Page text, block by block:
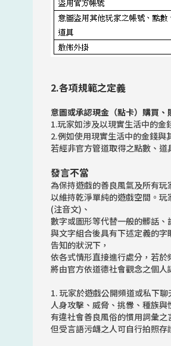
2.各項規範之定義
意圖或承認現金（點卡）購買
1.玩家如涉及以現實生活中的
2.例如使用現實生活中的金錢
若經非官方管道取得之點數、
發言不當
為保持遊戲的善良風氣及所有
以維持乾淨單純的遊戲空間。
(注音文)、
數字或圖形等代替一般的髒話
與文字組合後具有下述定義的
告知的狀況下，
依各式情形直接進行處分，若
將由官方依道德社會觀念之個人
1. 玩家於遊戲公開頻道或私下
人身攻擊、威脅、挑釁、種族
有違社會善良風俗的慣用詞彙
但受言語污衊之人可自行拍照